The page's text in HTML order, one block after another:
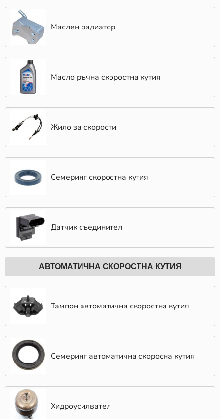
Маслен радиатор
Масло ръчна скоростна кутия
Жило за скорости
Семеринг скоростна кутия
Датчик съединител
АВТОМАТИЧНА СКОРОСТНА КУТИЯ
Тампон автоматична скоростна кутия
Семеринг автоматична скоросна кутия
Хидроусилвател